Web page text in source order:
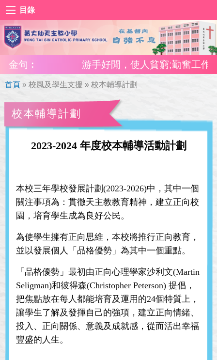
目錄
金句︰ 游手好閒，使人貧窮;勤奮工作
首頁 » 校風及學生支援 » 校本輔導計劃
校本輔導計劃
2023-2024 年度校本輔導活動計劃
本校三年學校發展計劃(2023-2026)中，其中一個
關注事項為：貫徹天主教教育精神，建立正向校
園，培育學生成為良好公民。
為使學生擁有正向思維，本校將推行正向教育，
並以發展個人「品格優勢」為其中一個重點。
「品格優勢」最初由正向心理學家沙利文(Martin
Seligman)和彼得森(Christopher Peterson) 提倡，
把焦點放在每人都能培育及運用的24個特質上，
讓學生了解及發揮自己的強項，建立正向情緒、
投入、正向關係、意義及成就感，從而活出幸福
豐盛的人生。